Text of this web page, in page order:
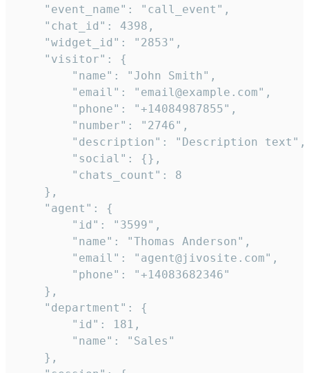
    "event_name": "call_event",
    "chat_id": 4398,
    "widget_id": "2853",
    "visitor": {
        "name": "John Smith",
        "email": "email@example.com",
        "phone": "+14084987855",
        "number": "2746",
        "description": "Description text",
        "social": {},
        "chats_count": 8
    },
    "agent": {
        "id": "3599",
        "name": "Thomas Anderson",
        "email": "agent@jivosite.com",
        "phone": "+14083682346"
    },
    "department": {
        "id": 181,
        "name": "Sales"
    },